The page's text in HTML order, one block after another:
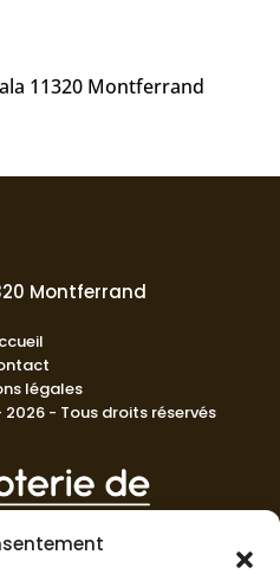
11320 Montferrand
Montferrand
légales
- Tous droits réservés